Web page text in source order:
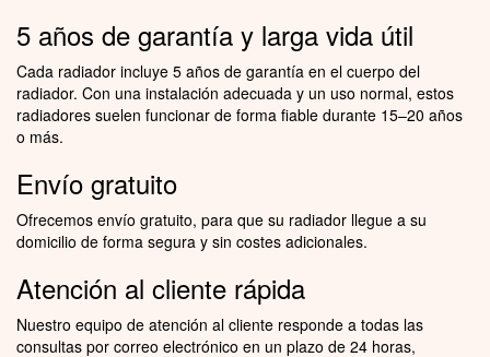
5 años de garantía y larga vida útil
Cada radiador incluye 5 años de garantía en el cuerpo del
radiador. Con una instalación adecuada y un uso normal, estos
radiadores suelen funcionar de forma fiable durante 15–20 años
o más.
Envío gratuito
Ofrecemos envío gratuito, para que su radiador llegue a su
domicilio de forma segura y sin costes adicionales.
Atención al cliente rápida
Nuestro equipo de atención al cliente responde a todas las
consultas por correo electrónico en un plazo de 24 horas,